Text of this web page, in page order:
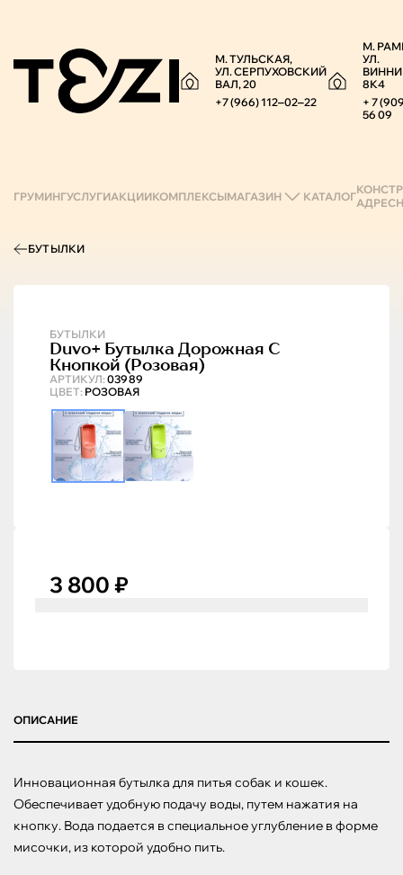
М. ТУЛЬСКАЯ,
УЛ. СЕРПУХОВСКИЙ
ВАЛ, 20
+7 (966) 112‒02‒22
М.
УЛ.
8К4
+ 7
56 09
ГРУМИНГУСЛУГИАКЦИИКОМПЛЕКСЫМАГАЗИН КАТАЛОГ
БУТЫЛКИ
БУТЫЛКИ
АРТИКУЛ: 03989
Duvo+ Бутылка Дорожная С
Кнопкой (розовая)
ЦВЕТ: РОЗОВАЯ
3 800 ₽
ОПИСАНИЕ
Инновационная бутылка для питья собак и кошек.
Обеспечивает удобную подачу воды, путем нажатия на
кнопку. Вода подается в специальное углубление в форме
мисочки, из которой удобно пить.